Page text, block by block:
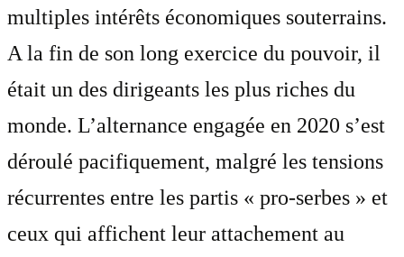
multiples intérêts économiques souterrains.
A la fin de son long exercice du pouvoir, il
était un des dirigeants les plus riches du
monde. L’alternance engagée en 2020 s’est
déroulé pacifiquement, malgré les tensions
récurrentes entre les partis « pro-serbes » et
ceux qui affichent leur attachement au